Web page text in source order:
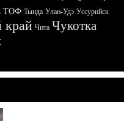
ТОФ Тында Улан-Удэ Уссурийск
край Чита Чукотка